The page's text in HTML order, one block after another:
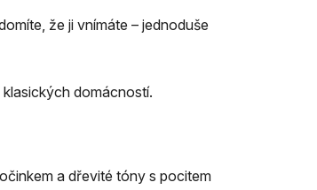
že ji vnímáte – jednoduše
domácností.
a dřevité tóny s pocitem